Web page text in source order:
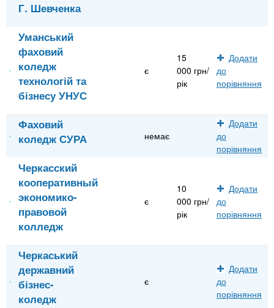
Г. Шевченка
Уманський
фаховий
коледж
технологій та
бізнесу УНУС
є
15
000 грн/
рік
Додати
до
порівняння
Фаховий
коледж СУРА
немає
Додати
до
порівняння
Черкасский
кооперативный
экономико-
правовой
колледж
є
10
000 грн/
рік
Додати
до
порівняння
Черкаський
державний
бізнес-
коледж
є
Додати
до
порівняння